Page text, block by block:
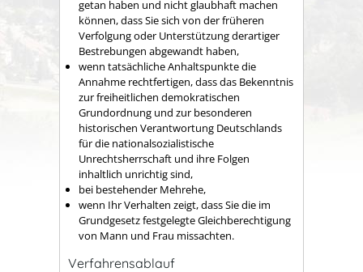
getan haben und nicht glaubhaft machen
können, dass Sie sich von der früheren
Verfolgung oder Unterstützung derartiger
Bestrebungen abgewandt haben,
wenn tatsächliche Anhaltspunkte die
Annahme rechtfertigen, dass das Bekenntnis
zur freiheitlichen demokratischen
Grundordnung und zur besonderen
historischen Verantwortung Deutschlands
für die nationalsozialistische
Unrechtsherrschaft und ihre Folgen
inhaltlich unrichtig sind,
bei bestehender Mehrehe,
wenn Ihr Verhalten zeigt, dass Sie die im
Grundgesetz festgelegte Gleichberechtigung
von Mann und Frau missachten.
Verfahrensablauf